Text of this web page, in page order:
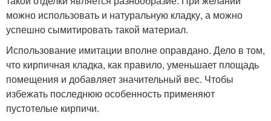
можно использовать и натуральную кладку, а можно
успешно сымитировать такой материал.
Использование имитации вполне оправдано. Дело в том,
что кирпичная кладка, как правило, уменьшает площадь
помещения и добавляет значительный вес. Чтобы
избежать последнюю особенность применяют
пустотелые кирпичи.